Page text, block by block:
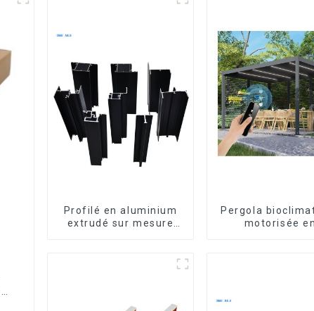
Profilé en aluminium
extrudé sur mesure
Pergola
motorisée en
terrasse